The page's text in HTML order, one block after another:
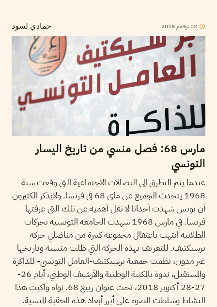
حمادي لسود 02نوفمبر 2018
مارس 68: فصل منسي من تاريخ اليسار
التونسي
عندما يتم التطرق إلى النضالات الاجتماعية التي وقعت سنة
1968 يتحدث الجميع عن ماي 68 في فرنسا. ولايذكر الكثيرون
أن تونس شهدت أحداثا لا تقل أهمية عن تلك التي عرفتها
فرنسا. في مارس 1968 شهدت الجامعة التونسية تحركات
الطلابية انتهت باعتقال مجموعة كبيرة من مناضلي حركة
برسبكتيف. للتعريف بهذه الحركة التي ظلت منسية وتاريخها
غير مدون، نظمت جمعية برسبكتيف-العامل التونسي- للذاكرة
والمستقبل، ندوة بالمكتبة الوطنية والأرشيف الوطني، أيام 26-
27-28 أكتوبر 2018، تحت عنوان ربيع 68. نواة واكبت هذا
النشاط وسلطت الضوء على أبرز أبعاد هذه الحقبة المنسية.